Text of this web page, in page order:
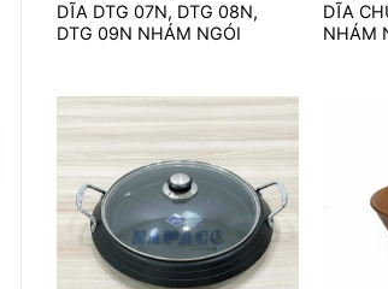
DĨA DTG 07N, DTG 08N,
DTG 09N NHÁM NGÓI
DĨA
NHÁM